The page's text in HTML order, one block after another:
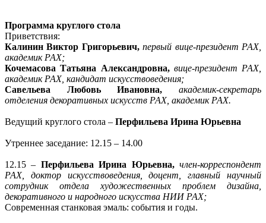
Программа круглого стола
Приветствия:
Калинин Виктор Григорьевич,первый вице-президент РАХ,
академик РАХ;
Кочемасова Татьяна Александровна, вице-президент РАХ,
академик РАХ, кандидат искусствоведения;
Савельева Любовь Ивановна, академик-секретарь
отделения декоративных искусств РАХ, академик РАХ.
Ведущий круглого стола – Перфильева Ирина Юрьевна
Утреннее заседание: 12.15 – 14.00
12.15 – Перфильева Ирина Юрьевна,член-корреспондент
РАХ, доктор искусствоведения, доцент, главный научный
сотрудник отдела художественных проблем дизайна,
декоративного и народного искусства НИИ РАХ;
Современная станковая эмаль: события и годы.